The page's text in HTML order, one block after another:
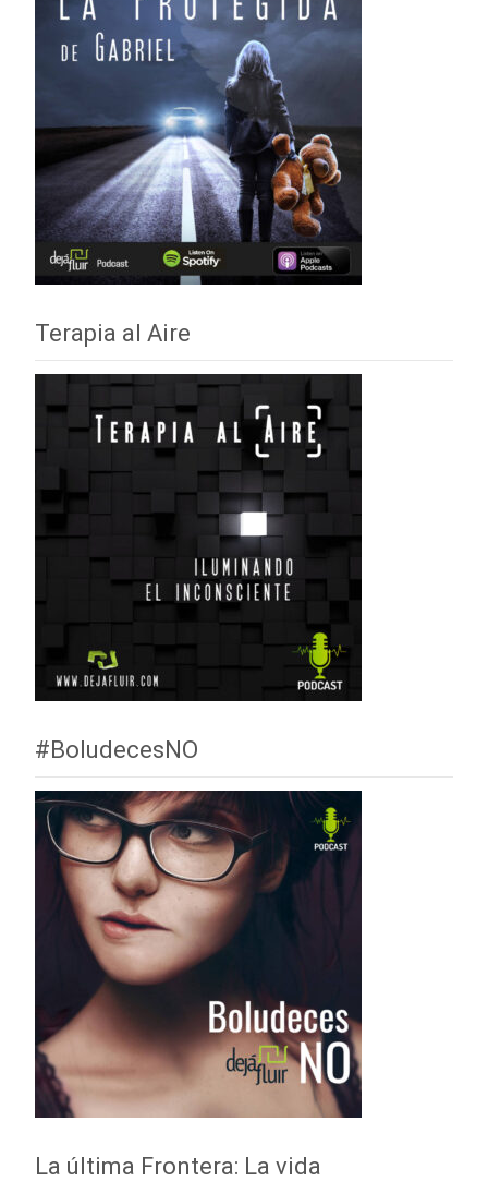
Terapia al Aire
#BoludecesNO
La última Frontera: La vida